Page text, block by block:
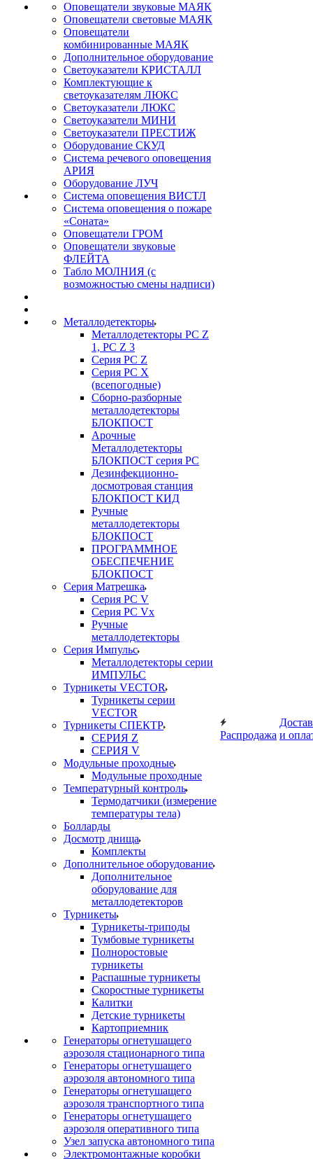
Оповещатели звуковые МАЯК
Оповещатели световые МАЯК
Оповещатели
комбинированные МАЯК
Дополнительное оборудование
Светоуказатели КРИСТАЛЛ
Комплектующие к
светоуказателям ЛЮКС
Светоуказатели ЛЮКС
Светоуказатели МИНИ
Светоуказатели ПРЕСТИЖ
Оборудование СКУД
Система речевого оповещения
АРИЯ
Оборудование ЛУЧ
Система оповещения ВИСТЛ
Система оповещения о пожаре
«Соната»
Оповещатели ГРОМ
Оповещатели звуковые
ФЛЕЙТА
Табло МОЛНИЯ (с
возможностью смены надписи)
Металлодетекторы
Металлодетекторы РС Z
1, PC Z 3
Серия РС Z
Серия РС X
(всепогодные)
Сборно-разборные
металлодетекторы
БЛОКПОСТ
Арочные
Металлодетекторы
БЛОКПОСТ серия РС
Дезинфекционно-
досмотровая станция
БЛОКПОСТ КИД
Ручные
металлодетекторы
БЛОКПОСТ
ПРОГРАММНОЕ
ОБЕСПЕЧЕНИЕ
БЛОКПОСТ
Серия Матрешка
Серия PC V
Серия PC Vx
Ручные
металлодетекторы
Серия Импульс
Металлодетекторы серии
ИМПУЛЬС
Турникеты VECTOR
Турникеты серии
VECTOR
Турникеты СПЕКТР
СЕРИЯ Z
СЕРИЯ V
Модульные проходные
Модульные проходные
Температурный контроль
Термодатчики (измерение
температуры тела)
Болларды
Досмотр днища
Комплекты
Дополнительное оборудование
Дополнительное
оборудование для
металлодетекторов
Турникеты
Турникеты-триподы
Тумбовые турникеты
Полноростовые
турникеты
Распашные турникеты
Скоростные турникеты
Калитки
Детские турникеты
Картоприемник
Генераторы огнетушащего
аэрозоля стационарного типа
Генераторы огнетушащего
аэрозоля автономного типа
Генераторы огнетушащего
аэрозоля транспортного типа
Генераторы огнетушащего
аэрозоля оперативного типа
Узел запуска автономного типа
Электромонтажные коробки
Распродажа и